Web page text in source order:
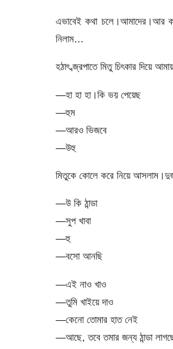
এভাবেই কথা চলে।আমাদের।আর
নিলাম…
হঠাৎ ব্জ্রপাতে মিতু চিৎকার দিয়ে
—হা হা হা।কি ভয় পেয়েছ
—হুম
—আরও ভিজবে
—উহু
মিতুকে কোলে করে নিয়ে
—উ কি ঠান্ডা
—সুপ খাবা
—হু
—বসো আনছি
—এই নাও খাও
—তুমি খাইয়ে দাও
—কেনো তোমার হাত নেই
—আছে, তবে তমার জন্য ঠান্ডা